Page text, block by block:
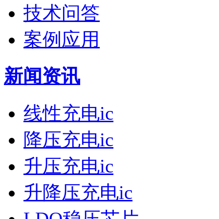
技术问答
案例应用
新闻资讯
线性充电ic
降压充电ic
升压充电ic
升降压充电ic